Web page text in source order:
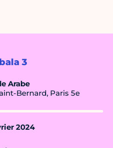
3
Arabe
Bernard, Paris 5e
2024